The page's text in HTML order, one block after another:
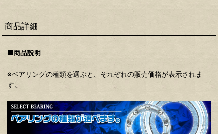
商品詳細
■商品説明
※ベアリングの種類を選ぶと、それぞれの販売価格が表示されま
す。